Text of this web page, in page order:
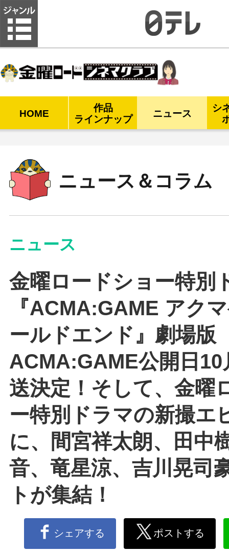
HOME
作品
ラインナップ
ニュース
シ
ニュース＆コラム
ニュース
金曜ロードショー特別
『ACMA:GAME アク
ールドエンド』劇場版
ACMA:GAME公開日10
送決定！そして、金曜
ー特別ドラマの新撮エ
に、間宮祥太朗、田中
音、竜星涼、吉川晃司
トが集結！
シェアする ポストする